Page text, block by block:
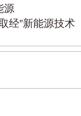
源
经”新能源技术